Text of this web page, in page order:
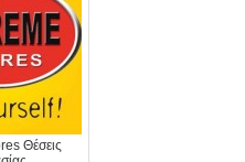
Θέσεις